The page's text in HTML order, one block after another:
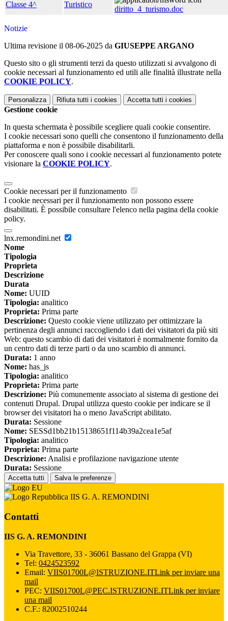
Classe 4^
Turistico
diritto_4_turismo.doc
Notizie
Ultima revisione il 08-06-2025 da GIUSEPPE ARGANO
Questo sito o gli strumenti terzi da questo utilizzati si avvalgono di
cookie necessari al funzionamento ed utili alle finalità illustrate nella
COOKIE POLICY.
Personalizza Rifiuta tutti i cookies Accetta tutti i cookies
Gestione cookie
In questa schermata è possibile scegliere quali cookie consentire.
I cookie necessari sono quelli che consentono il funzionamento della
piattaforma e non è possibile disabilitarli.
Per conoscere quali sono i cookie necessari al funzionamento potete
visionare la COOKIE POLICY.
Cookie necessari per il funzionamento
I cookie necessari per il funzionamento non possono essere
disabilitati. È possibile consultare l'elenco nella pagina della cookie
policy.
lnx.remondini.net
Nome
Tipologia
Proprieta
Descrizione
Durata
Nome: UUID
Tipologia: analitico
Proprieta: Prima parte
Descrizione: Questo cookie viene utilizzato per ottimizzare la
pertinenza degli annunci raccogliendo i dati dei visitatori da più siti
Web: questo scambio di dati dei visitatori è normalmente fornito da
un centro dati di terze parti o da uno scambio di annunci.
Durata: 1 anno
Nome: has_js
Tipologia: analitico
Proprieta: Prima parte
Descrizione: Più comunemente associato al sistema di gestione dei
contenuti Drupal. Drupal utilizza questo cookie per indicare se il
browser dei visitatori ha o meno JavaScript abilitato.
Durata: Sessione
Nome: SESSd1bb21b15138651f114b39a2cea1e5af
Tipologia: analitico
Proprieta: Prima parte
Descrizione: Analisi e profilazione navigazione utente
Durata: Sessione
Accetta tutti Salva le preferenze
IIS G. A. REMONDINI
Contatti
IIS G. A. REMONDINI
Via Travettore, 33 - 36061 Bassano del Grappa (VI)
Tel: 0424523592
Email: VIIS01700L@ISTRUZIONE.ITLink per inviare una
mail
PEC: VIIS01700L@PEC.ISTRUZIONE.ITLink per inviare
una mail
C.F.: 82002510244